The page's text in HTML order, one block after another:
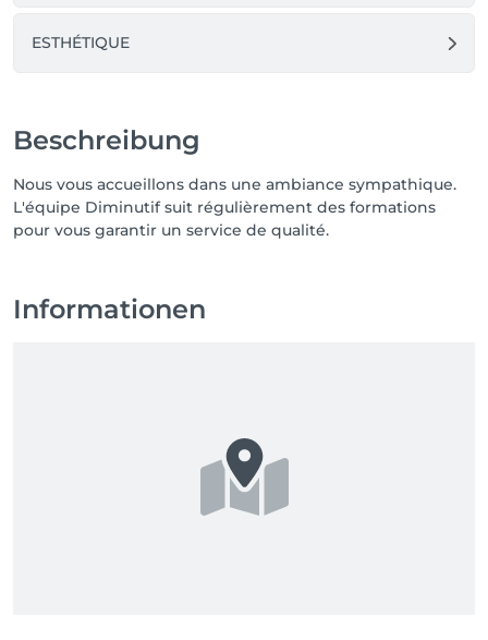
ESTHÉTIQUE
Beschreibung
Nous vous accueillons dans une ambiance sympathique.
L'équipe Diminutif suit régulièrement des formations
pour vous garantir un service de qualité.
Informationen